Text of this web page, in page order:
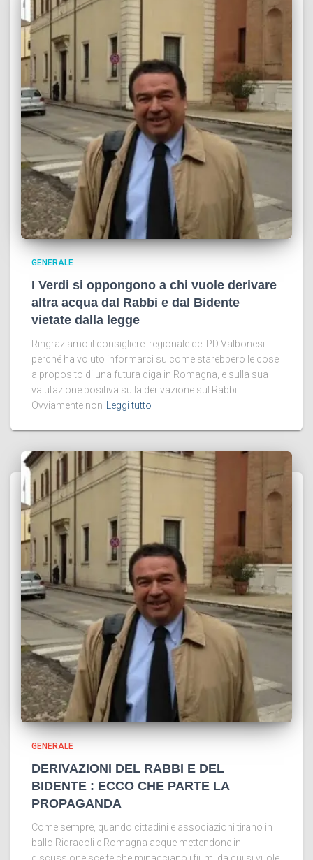
GENERALE
I Verdi si oppongono a chi vuole derivare
altra acqua dal Rabbi e dal Bidente
vietate dalla legge
Ringraziamo il consigliere regionale del PD Valbonesi
perché ha voluto informarci su come starebbero le cose
a proposito di una futura diga in Romagna, e sulla sua
valutazione positiva sulla derivazione sul Rabbi.
Ovviamente non
Leggi tutto
GENERALE
DERIVAZIONI DEL RABBI E DEL
BIDENTE : ECCO CHE PARTE LA
PROPAGANDA
Come sempre, quando cittadini e associazioni tirano in
ballo Ridracoli e Romagna acque mettendone in